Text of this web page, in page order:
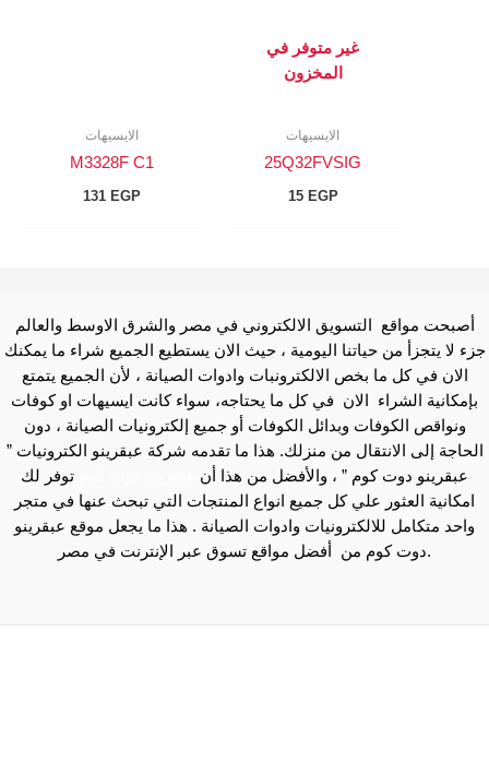
غير متوفر في
المخزون
الايسيهات
25Q32FVSIG
15 EGP
الايسيهات
M3328F C1
131 EGP
أصبحت مواقع التسويق الالكتروني في مصر والشرق الاوسط والعالم
جزء لا يتجزأ من حياتنا اليومية ، حيث الان يستطيع الجميع شراء ما يمكنك
الان في كل ما بخص الالكترونبات وادوات الصيانة ، لأن الجميع يتمتع
بإمكانية الشراء الان في كل ما يحتاجه، سواء كانت ايسيهات او كوفات
ونواقص الكوفات وبدائل الكوفات أو جميع إلكترونيات الصيانة ، دون
الحاجة إلى الانتقال من منزلك. هذا ما تقدمه شركة عبقرينو الكترونيات ”
عبقرينو دوت كوم ” ، والأفضل من هذا أن
توفر لك
امكانية العثور علي كل جميع انواع المنتجات التي تبحث عنها في متجر
واحد متكامل للالكترونيات وادوات الصيانة . هذا ما يجعل موقع عبقرينو
دوت كوم من أفضل مواقع تسوق عبر الإنترنت في مصر.